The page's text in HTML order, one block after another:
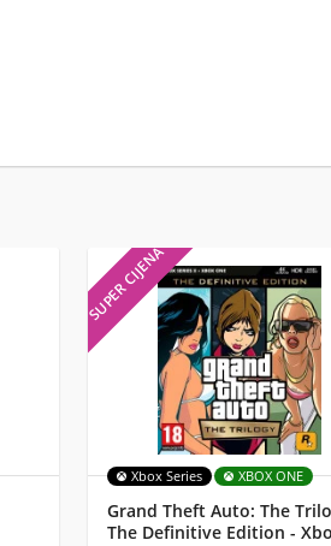
SUPER CIJENA
Xbox Series XBOX ONE
Grand Theft Auto: The
The Definitive Edition -